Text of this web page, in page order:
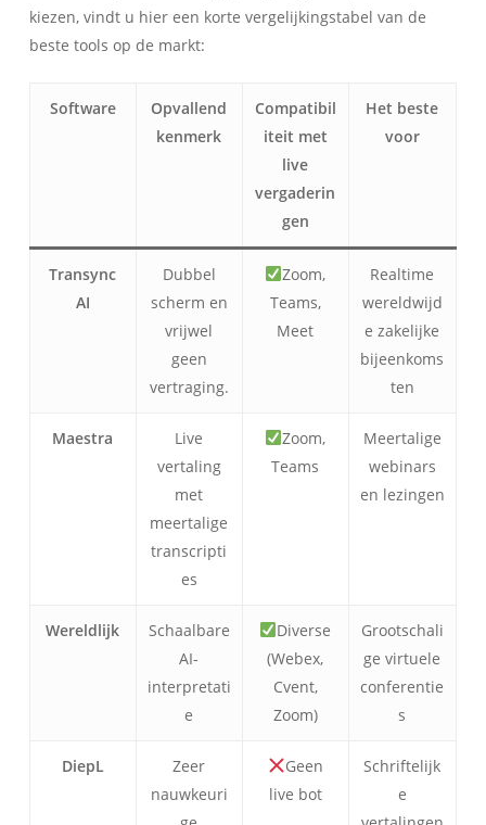
kiezen, vindt u hier een korte vergelijkingstabel van de
beste tools op de markt:
Software
Opvallend
kenmerk
Compatibil
iteit met
live
vergaderin
gen
Het beste
voor
Transync
AI
Dubbel
scherm en
vrijwel
geen
vertraging.
Zoom,
Teams,
Meet
Realtime
wereldwijd
e zakelijke
bijeenkoms
ten
Maestra
Live
vertaling
met
meertalige
transcripti
es
Zoom,
Teams
Meertalige
webinars
en lezingen
Wereldlijk
Schaalbare
AI-
interpretati
e
Diverse
(Webex,
Cvent,
Zoom)
Grootschali
ge virtuele
conferentie
s
DiepL
Zeer
nauwkeuri
Geen
live bot
Schriftelijk
e